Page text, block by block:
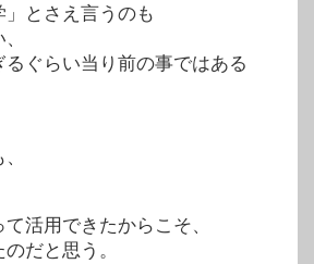
」とさえ言うのも
ぐらい当り前の事ではある
活用できたからこそ、
だと思う。